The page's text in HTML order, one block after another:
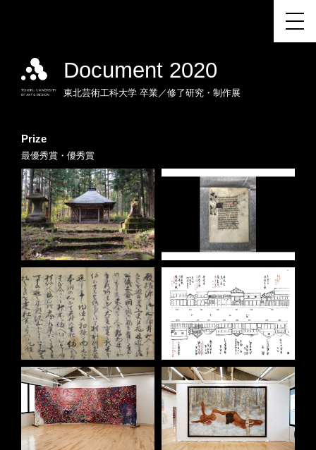
Document 2020
東北芸術工科大学 卒業／修了研究・制作展
Prize
最優秀賞・優秀賞